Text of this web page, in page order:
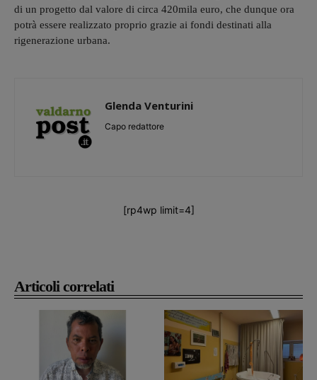
Articoli correlati
di un progetto dal valore di circa 420mila euro, che dunque ora
potrà essere realizzato proprio grazie ai fondi destinati alla
rigenerazione urbana.
Glenda Venturini
Capo redattore
[rp4wp limit=4]